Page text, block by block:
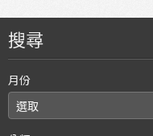
搜尋
月份